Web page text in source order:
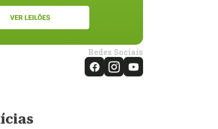
Redes Sociais